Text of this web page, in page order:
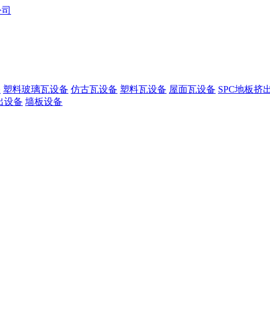
塑料玻璃瓦设备 仿古瓦设备 塑料瓦设备 屋面瓦设备 SPC地板挤
设备 墙板设备